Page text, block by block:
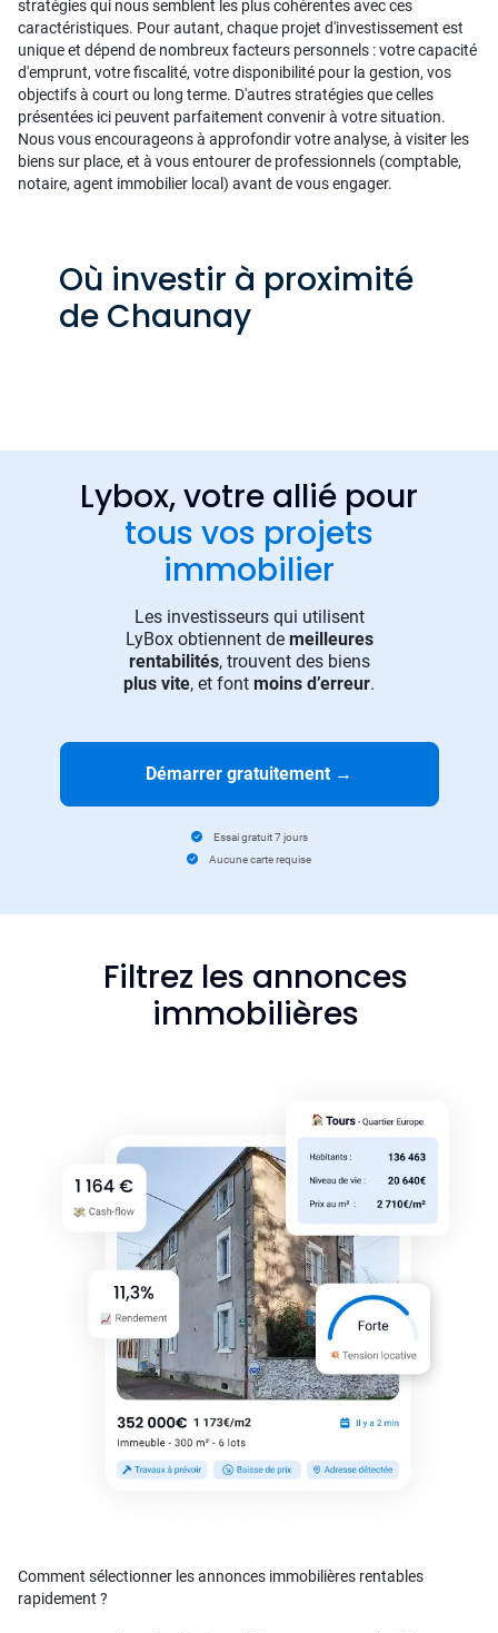
stratégies qui nous semblent les plus cohérentes avec ces
caractéristiques. Pour autant, chaque projet d'investissement est
unique et dépend de nombreux facteurs personnels : votre capacité
d'emprunt, votre fiscalité, votre disponibilité pour la gestion, vos
objectifs à court ou long terme. D'autres stratégies que celles
présentées ici peuvent parfaitement convenir à votre situation.
Nous vous encourageons à approfondir votre analyse, à visiter les
biens sur place, et à vous entourer de professionnels (comptable,
notaire, agent immobilier local) avant de vous engager.
Où investir à proximité
de Chaunay
Lybox, votre allié pour
tous vos projets
immobilier
Les investisseurs qui utilisent
LyBox obtiennent de meilleures
rentabilités, trouvent des biens
plus vite, et font moins d’erreur.
Démarrer gratuitement →
Essai gratuit 7 jours
Aucune carte requise
Filtrez les annonces
immobilières
Comment sélectionner les annonces immobilières rentables
rapidement ?